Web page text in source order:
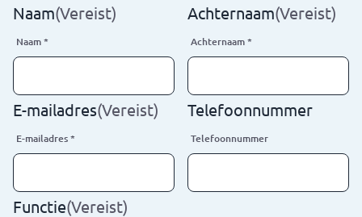
Naam(Vereist)
Naam*
Achternaam(Vereist)
Achternaam*
E-mailadres(Vereist)
E-mailadres*
Telefoonnummer
Telefoonnummer
Functie(Vereist)